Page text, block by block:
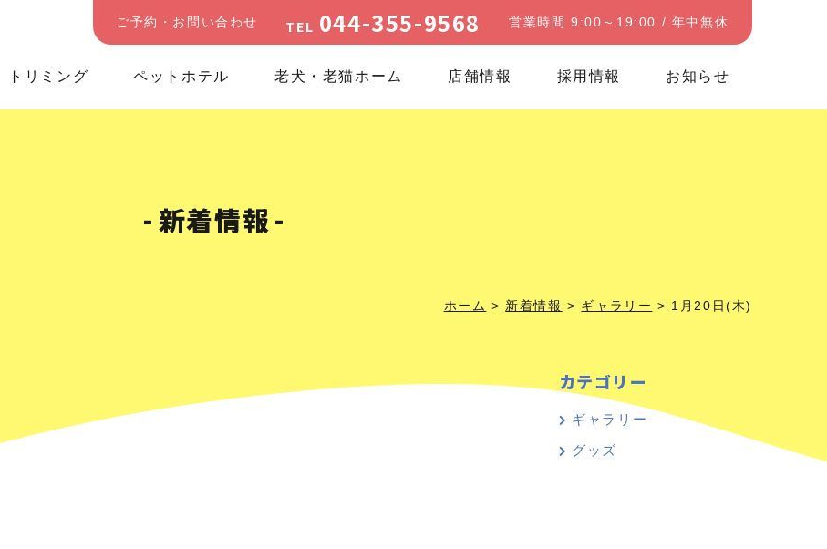
ご予約・お問い合わせ TEL 044-355-9568 営業時間 9:00～19:00 / 年中無休
トリミング ペットホテル 老犬・老猫ホーム 店舗情報 採用情報 お知らせ
新着情報
ホーム > 新着情報 > ギャラリー > 1月20日(木)
カテゴリー
ギャラリー
グッズ